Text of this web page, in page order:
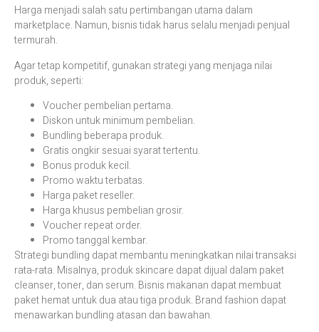
Harga menjadi salah satu pertimbangan utama dalam
marketplace. Namun, bisnis tidak harus selalu menjadi penjual
termurah.
Agar tetap kompetitif, gunakan strategi yang menjaga nilai
produk, seperti:
Voucher pembelian pertama.
Diskon untuk minimum pembelian.
Bundling beberapa produk.
Gratis ongkir sesuai syarat tertentu.
Bonus produk kecil.
Promo waktu terbatas.
Harga paket reseller.
Harga khusus pembelian grosir.
Voucher repeat order.
Promo tanggal kembar.
Strategi bundling dapat membantu meningkatkan nilai transaksi
rata-rata. Misalnya, produk skincare dapat dijual dalam paket
cleanser, toner, dan serum. Bisnis makanan dapat membuat
paket hemat untuk dua atau tiga produk. Brand fashion dapat
menawarkan bundling atasan dan bawahan.